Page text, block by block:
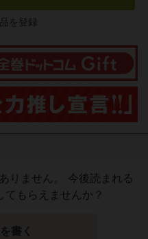
を登録
りません。 今後読まれる
もらえませんか？
書く